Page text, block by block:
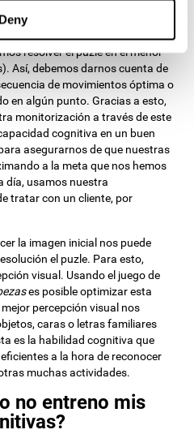
Deny
de entrenamiento cerebral
asegurarse de que
correctos, que no nos estamos
resolver el puzle en el menor
Así, debemos darnos cuenta de
de movimientos óptima o
en algún punto. Gracias a esto,
monitorización a través de este
cognitiva en un buen
asegurarnos de que nuestras
a la meta que nos hemos
día, usamos nuestra
tratar con un cliente, por
la imagen inicial nos puede
el puzle. Para esto,
visual. Usando el juego de
es posible optimizar esta
percepción visual nos
caras o letras familiares
es la habilidad cognitiva que
a la hora de reconocer
muchas actividades.
no entreno mis